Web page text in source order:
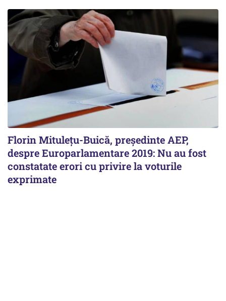
Florin Mituleţu-Buică, preşedinte AEP,
despre Europarlamentare 2019: Nu au fost
constatate erori cu privire la voturile
exprimate